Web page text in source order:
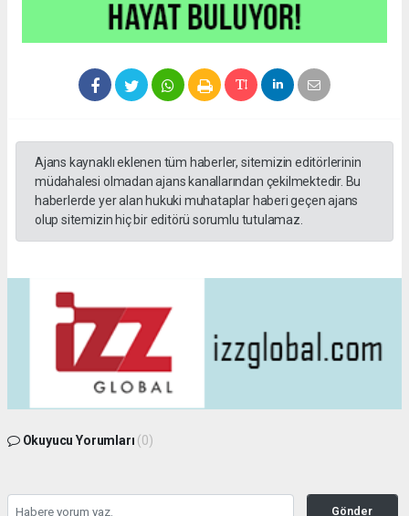
Ajans kaynaklı eklenen tüm haberler, sitemizin editörlerinin
müdahalesi olmadan ajans kanallarından çekilmektedir. Bu
haberlerde yer alan hukuki muhataplar haberi geçen ajans
olup sitemizin hiç bir editörü sorumlu tutulamaz.
Okuyucu Yorumları (0)
Gönder